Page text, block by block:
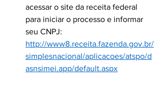
acessar o site da receita federal
para iniciar o processo e informar
seu CNPJ:
http://www8.receita.fazenda.gov.br/
simplesnacional/aplicacoes/atspo/d
asnsimei.app/default.aspx